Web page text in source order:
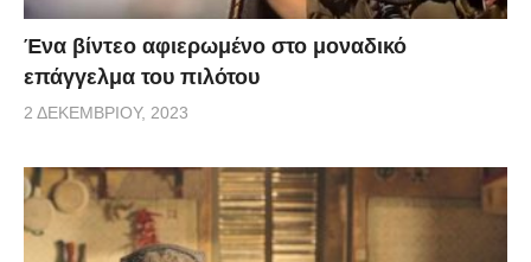
Ένα βίντεο αφιερωμένο στο μοναδικό
επάγγελμα του πιλότου
2 ΔΕΚΕΜΒΡΊΟΥ, 2023